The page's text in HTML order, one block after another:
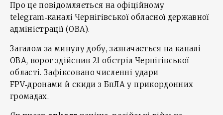
Про це повідомляється на офіційному
telegram‑каналі Чернігівської обласної державної
адміністрації (ОВА).
Загалом за минулу добу, зазначається на каналі
ОВА, ворог здійснив 21 обстріл Чернігівської
області. Зафіксовано численні удари
FPV‑дронами й скиди з БпЛА у прикордонних
громадах.